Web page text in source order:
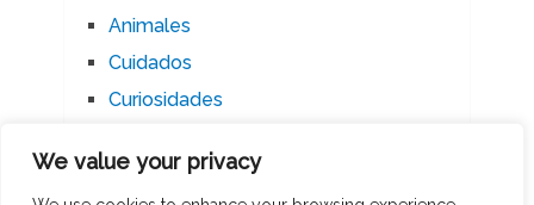
We value your privacy
Animales
Cuidados
Curiosidades
Mascotas